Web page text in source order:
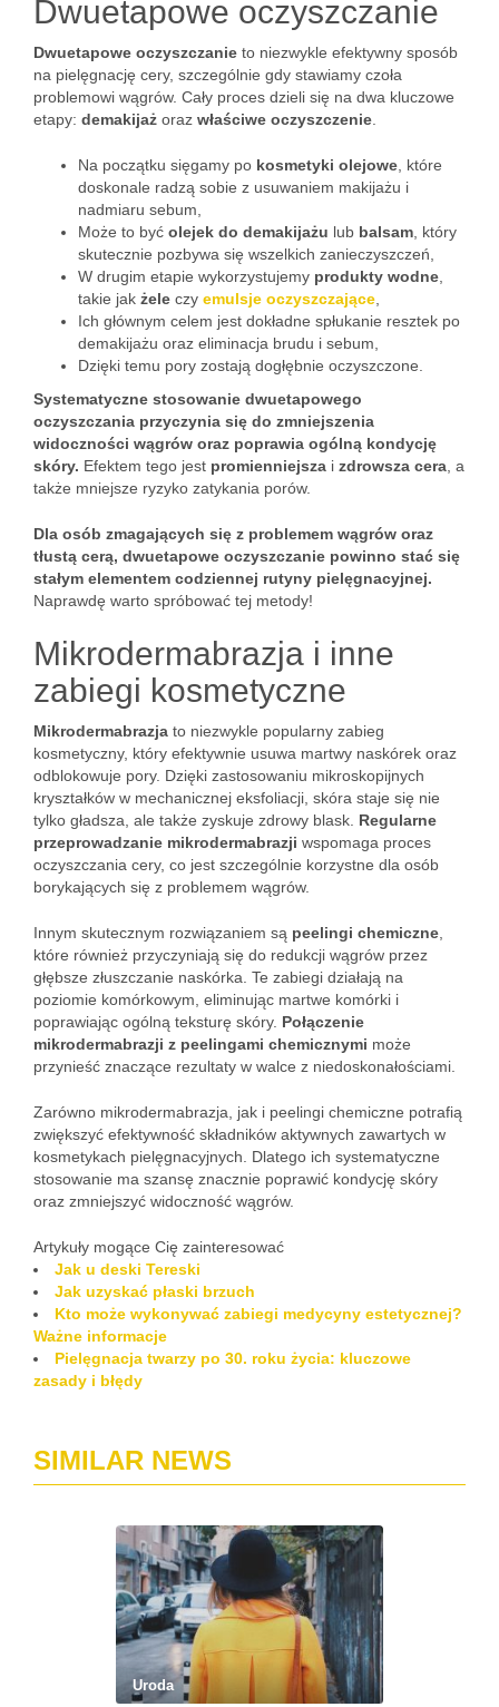
Dwuetapowe oczyszczanie
Dwuetapowe oczyszczanie to niezwykle efektywny sposób
na pielęgnację cery, szczególnie gdy stawiamy czoła
problemowi wągrów. Cały proces dzieli się na dwa kluczowe
etapy: demakijaż oraz właściwe oczyszczenie
Na początku sięgamy po kosmetyki olejowe , które
doskonale radzą sobie z usuwaniem makijażu i
nadmiaru sebum,
Może to być olejek do demakijażu lub balsam , który
skutecznie pozbywa się wszelkich zanieczyszczeń,
W drugim etapie wykorzystujemy produkty wodne
takie jak żele czy emulsje oczyszczające
Ich głównym celem jest dokładne spłukanie resztek po
demakijażu oraz eliminacja brudu i sebum,
Dzięki temu pory zostają dogłębnie oczyszczone.
Systematyczne stosowanie dwuetapowego
oczyszczania przyczynia się do zmniejszenia
widoczności wągrów oraz poprawia ogólną kondycję
skóry. Efektem tego jest promienniejsza i zdrowsza cera , a
także mniejsze ryzyko zatykania porów.
Dla osób zmagających się z problemem wągrów oraz
tłustą cerą, dwuetapowe oczyszczanie powinno stać się
stałym elementem codziennej rutyny pielęgnacyjnej.
Naprawdę warto spróbować tej metody!
Mikrodermabrazja i inne
zabiegi kosmetyczne
Mikrodermabrazja to niezwykle popularny zabieg
kosmetyczny, który efektywnie usuwa martwy naskórek oraz
odblokowuje pory. Dzięki zastosowaniu mikroskopijnych
kryształków w mechanicznej eksfoliacji, skóra staje się nie
tylko gładsza, ale także zyskuje zdrowy blask. Regularne
przeprowadzanie mikrodermabrazji wspomaga proces
oczyszczania cery, co jest szczególnie korzystne dla osób
borykających się z problemem wągrów.
Innym skutecznym rozwiązaniem są peelingi chemiczne
które również przyczyniają się do redukcji wągrów przez
głębsze złuszczanie naskórka. Te zabiegi działają na
poziomie komórkowym, eliminując martwe komórki i
poprawiając ogólną teksturę skóry. Połączenie
mikrodermabrazji z peelingami chemicznymi może
przynieść znaczące rezultaty w walce z niedoskonałościami.
Zarówno mikrodermabrazja, jak i peelingi chemiczne potrafią
zwiększyć efektywność składników aktywnych zawartych w
kosmetykach pielęgnacyjnych. Dlatego ich systematyczne
stosowanie ma szansę znacznie poprawić kondycję skóry
oraz zmniejszyć widoczność wągrów.
Artykuły mogące Cię zainteresować
Jak u deski Tereski
Jak uzyskać płaski brzuch
Kto może wykonywać zabiegi medycyny estetycznej?
Ważne informacje
Pielęgnacja twarzy po 30. roku życia: kluczowe
zasady i błędy
SIMILAR NEWS
Uroda